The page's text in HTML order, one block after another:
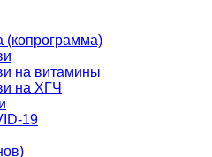
(копрограмма)
на витамины
на ХГЧ
19